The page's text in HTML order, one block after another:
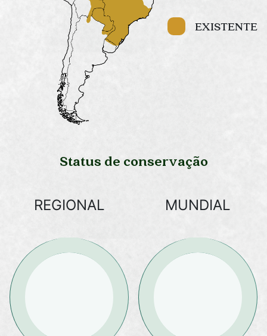
EXISTENTE
Status de conservação
REGIONAL MUNDIAL